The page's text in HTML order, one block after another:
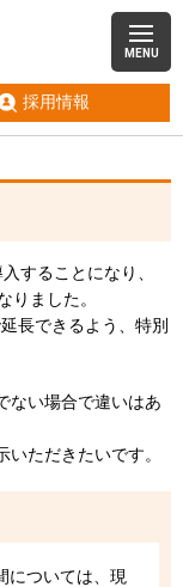
MENU
採用情報
することになり、
りました。
長できるよう、特別
ない場合で違いはあ
ただきたいです。
については、現